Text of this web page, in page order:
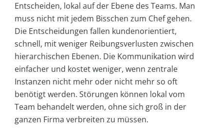
Entscheiden, lokal auf der Ebene des Teams. Man
muss nicht mit jedem Bisschen zum Chef gehen.
Die Entscheidungen fallen kundenorientiert,
schnell, mit weniger Reibungsverlusten zwischen
hierarchischen Ebenen. Die Kommunikation wird
einfacher und kostet weniger, wenn zentrale
Instanzen nicht mehr oder nicht mehr so oft
benötigt werden. Störungen können lokal vom
Team behandelt werden, ohne sich groß in der
ganzen Firma verbreiten zu müssen.